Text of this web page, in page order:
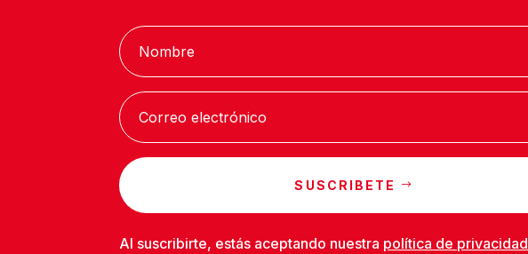
SUSCRIBETE
Al suscribirte, estás aceptando nuestra política de privacidad